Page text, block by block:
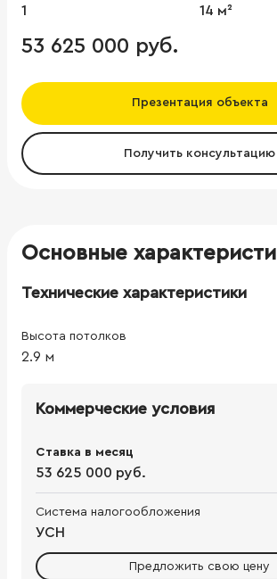
1 14 м²
53 625 000 руб.
Презентация объекта
Получить консультацию
Основные
Технические характеристики
Высота потолков
2.9 м
Коммерческие условия
Ставка в месяц
53 625 000 руб.
Система налогообложения
УСН
Предложить свою цену